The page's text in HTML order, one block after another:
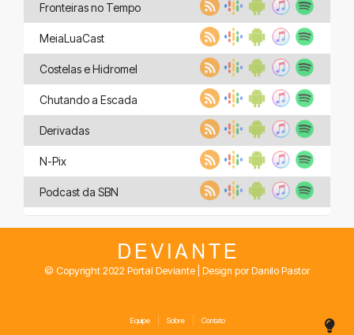
Fronteiras no Tempo
MeiaLuaCast
Costelas e Hidromel
Chutando a Escada
Derivadas
N-Pix
Podcast da SBN
© Copyright 2022 Portal Deviante | Design por Danilo Pastor
Equipe Sobre Contato